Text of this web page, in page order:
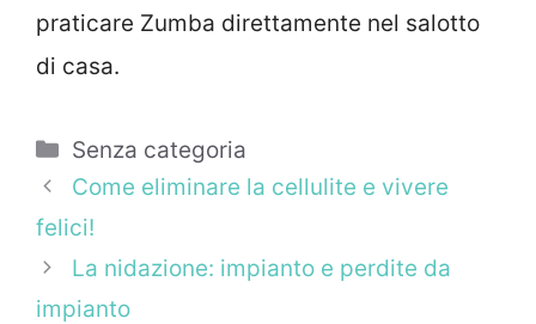
praticare Zumba direttamente nel salotto
di casa.
Categorie
Senza categoria
Come eliminare la cellulite e vivere
felici!
La nidazione: impianto e perdite da
impianto